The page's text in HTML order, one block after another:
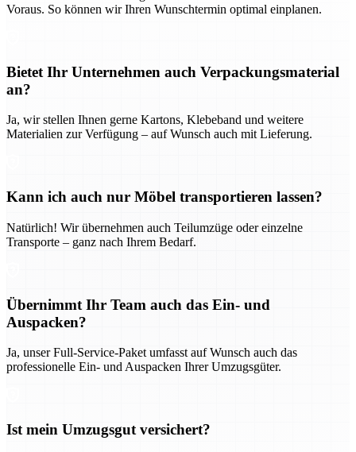
Voraus. So können wir Ihren Wunschtermin optimal einplanen.
Bietet Ihr Unternehmen auch Verpackungsmaterial
an?
Ja, wir stellen Ihnen gerne Kartons, Klebeband und weitere
Materialien zur Verfügung – auf Wunsch auch mit Lieferung.
Kann ich auch nur Möbel transportieren lassen?
Natürlich! Wir übernehmen auch Teilumzüge oder einzelne
Transporte – ganz nach Ihrem Bedarf.
Übernimmt Ihr Team auch das Ein- und
Auspacken?
Ja, unser Full-Service-Paket umfasst auf Wunsch auch das
professionelle Ein- und Auspacken Ihrer Umzugsgüter.
Ist mein Umzugsgut versichert?